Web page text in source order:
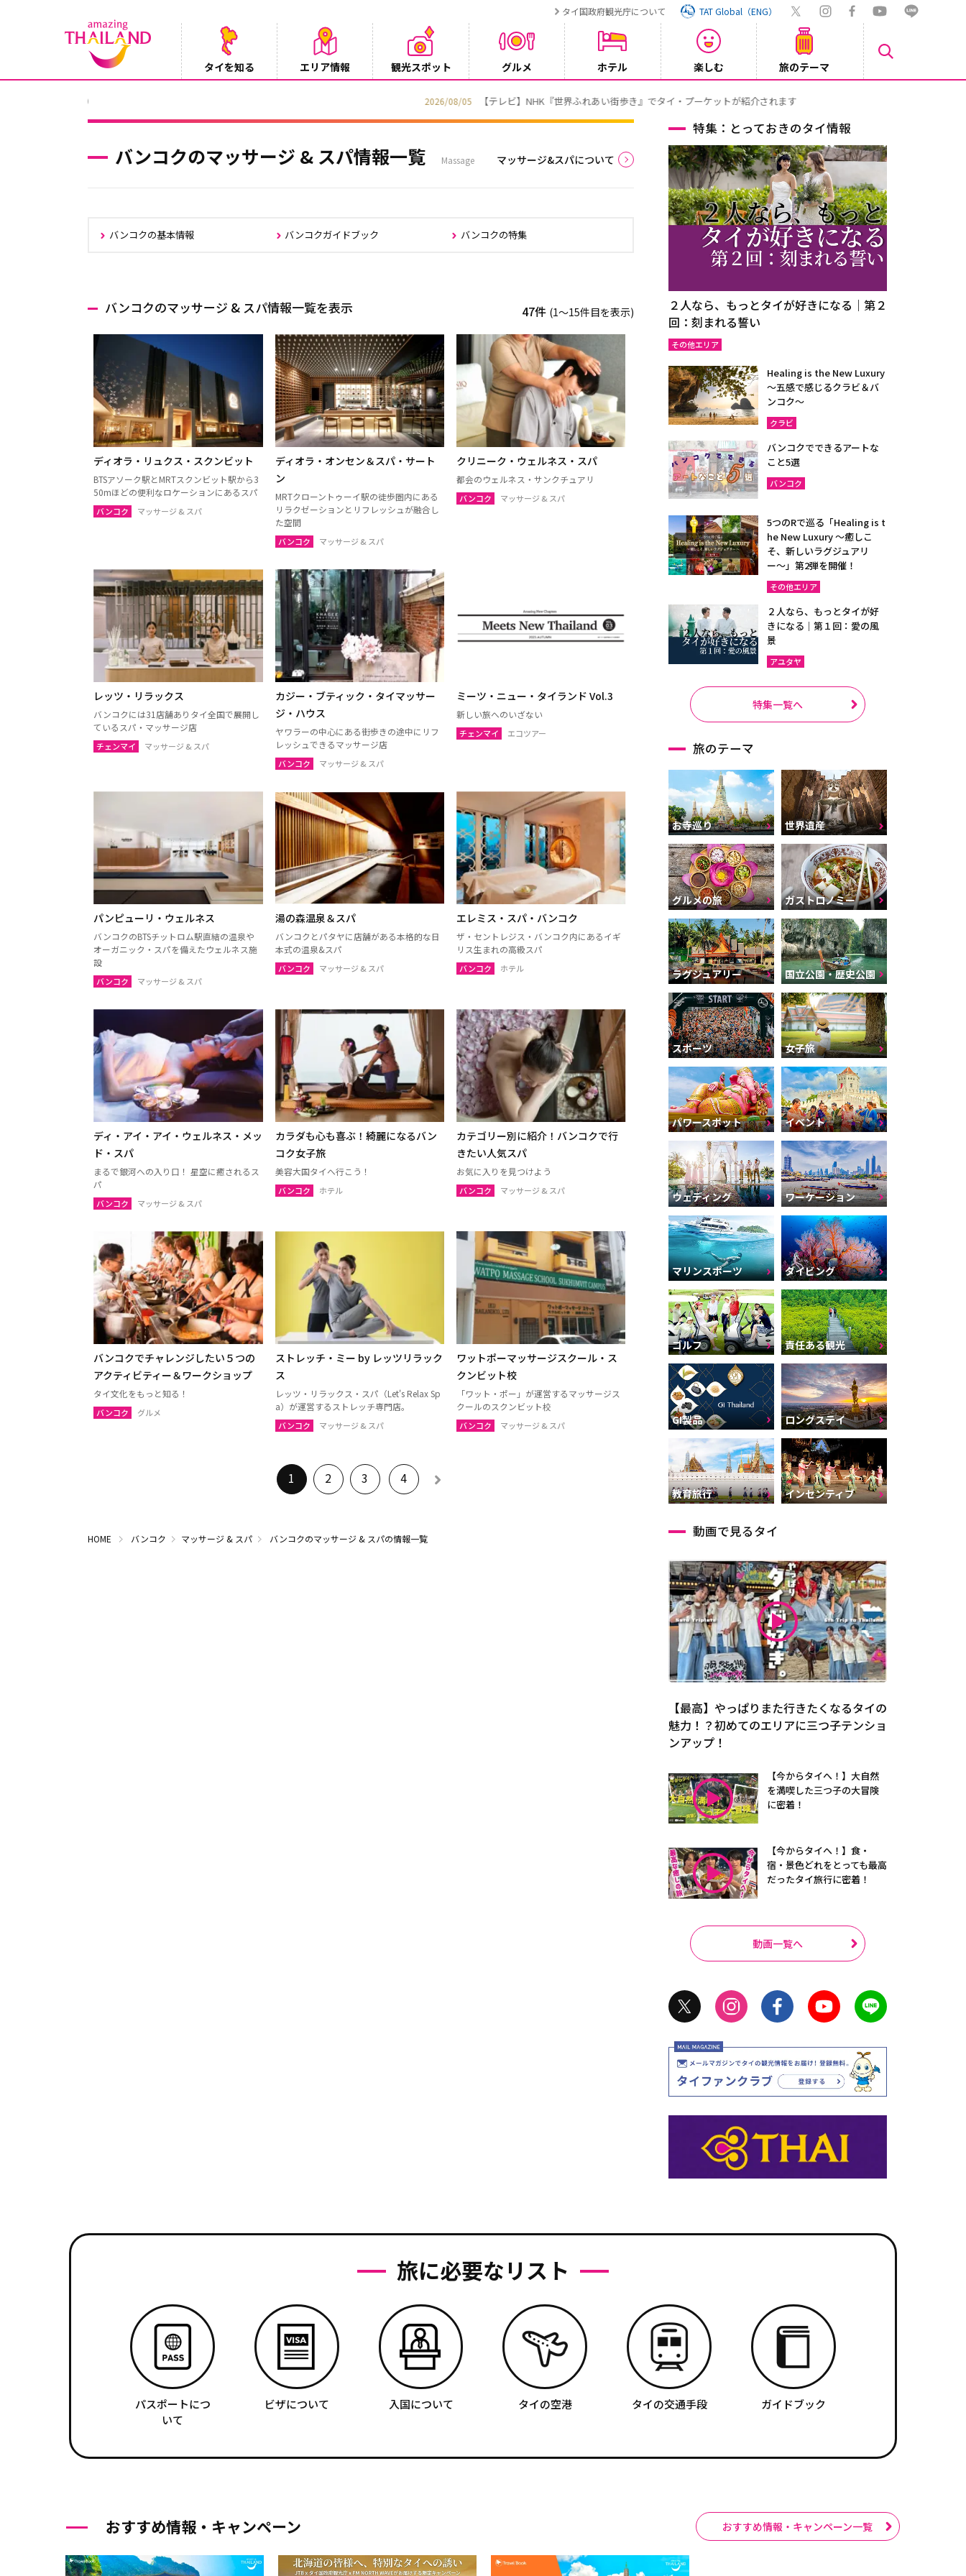
タイ国政府観光庁について TAT Global（ENG）
タイを知る エリア情報 観光スポット グルメ ホテル 楽しむ 旅のテーマ
【テレビ】NHK『世界ふれあい街歩き』でタイ・プーケットが紹介されます
バンコクのマッサージ & スパ情報一覧 Massage マッサージ&スパについて
バンコクの基本情報 バンコクガイドブック バンコクの特集
バンコクのマッサージ & スパ情報一覧を表示 47件 (1〜15件目を表示)
ディオラ・リュクス・スクンビット
BTSアソーク駅とMRTスクンビット駅から3
50mほどの便利なロケーションにあるスパ
バンコク マッサージ & スパ
ディオラ・オンセン＆スパ・サート
ン
MRTクローントゥーイ駅の徒歩圏内にある
リラクゼーションとリフレッシュが融合し
た空間
バンコク マッサージ & スパ
クリニーク・ウェルネス・スパ
都会のウェルネス・サンクチュアリ
バンコク マッサージ & スパ
レッツ・リラックス
バンコクには31店舗ありタイ全国で展開し
ているスパ・マッサージ店
チェンマイ マッサージ & スパ
カジー・ブティック・タイマッサー
ジ・ハウス
ヤワラーの中心にある街歩きの途中にリフ
レッシュできるマッサージ店
バンコク マッサージ & スパ
ミーツ・ニュー・タイランド Vol.3
新しい旅へのいざない
チェンマイ エコツアー
パンピューリ・ウェルネス
バンコクのBTSチットロム駅直結の温泉や
オーガニック・スパを備えたウェルネス施
設
バンコク マッサージ & スパ
湯の森温泉＆スパ
バンコクとパタヤに店舗がある本格的な日
本式の温泉&スパ
バンコク マッサージ & スパ
エレミス・スパ・バンコク
ザ・セントレジス・バンコク内にあるイギ
リス生まれの高級スパ
バンコク ホテル
ディ・アイ・アイ・ウェルネス・メッ
ド・スパ
まるで銀河への入り口！ 星空に癒されるス
パ
バンコク マッサージ & スパ
カラダも心も喜ぶ！綺麗になるバン
コク女子旅
美容大国タイへ行こう！
バンコク ホテル
カテゴリー別に紹介！バンコクで行
きたい人気スパ
お気に入りを見つけよう
バンコク マッサージ & スパ
バンコクでチャレンジしたい５つの
アクティビティー＆ワークショップ
タイ文化をもっと知る！
バンコク グルメ
ストレッチ・ミー by レッツリラック
ス
レッツ・リラックス・スパ（Let's Relax Sp
a）が運営するストレッチ専門店。
バンコク マッサージ & スパ
ワットポーマッサージスクール・ス
クンビット校
「ワット・ポー」が運営するマッサージス
クールのスクンビット校
バンコク マッサージ & スパ
1 2 3 4
HOME バンコク マッサージ & スパ バンコクのマッサージ & スパの情報一覧
特集：とっておきのタイ情報
２人なら、もっとタイが好きになる｜第２
回：刻まれる誓い
その他エリア
Healing is the New Luxury
～五感で感じるクラビ＆バ
ンコク～
クラビ
バンコクでできるアートな
こと5選
バンコク
5つのRで巡る「Healing is t
he New Luxury ～癒しこ
そ、新しいラグジュアリ
ー〜」第2弾を開催！
その他エリア
２人なら、もっとタイが好
きになる｜第１回：愛の風
景
アユタヤ
特集一覧へ
旅のテーマ
お寺巡り 世界遺産
グルメの旅 ガストロノミー
ラグジュアリー 国立公園・歴史公園
スポーツ 女子旅
パワースポット イベント
ウェディング ワーケーション
マリンスポーツ ダイビング
ゴルフ 責任ある観光
GI製品 ロングステイ
教育旅行 インセンティブ
動画で見るタイ
【最高】やっぱりまた行きたくなるタイの
魅力！？初めてのエリアに三つ子テンショ
ンアップ！
【今からタイへ！】大自然
を満喫した三つ子の大冒険
に密着！
【今からタイへ！】食・
宿・景色どれをとっても最高
だったタイ旅行に密着！
動画一覧へ
旅に必要なリスト
パスポートにつ
いて
ビザについて 入国について タイの空港 タイの交通手段 ガイドブック
おすすめ情報・キャンペーン おすすめ情報・キャンペーン一覧